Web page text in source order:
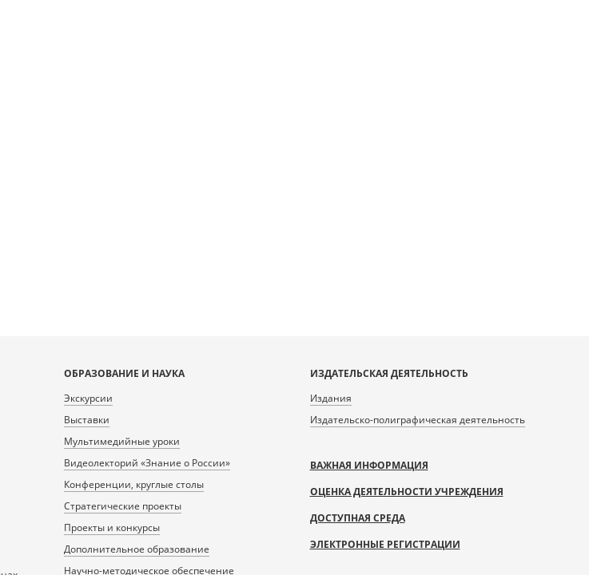
ОБРАЗОВАНИЕ И НАУКА
Экскурсии
Выставки
Мультимедийные уроки
Видеолекторий «Знание о России»
Конференции, круглые столы
Стратегические проекты
Проекты и конкурсы
Дополнительное образование
Научно-методическое обеспечение
ИЗДАТЕЛЬСКАЯ ДЕЯТЕЛЬНОСТЬ
Издания
Издательско-полиграфическая деятельность
ВАЖНАЯ ИНФОРМАЦИЯ
ОЦЕНКА ДЕЯТЕЛЬНОСТИ УЧРЕЖДЕНИЯ
ДОСТУПНАЯ СРЕДА
ЭЛЕКТРОННЫЕ РЕГИСТРАЦИИ